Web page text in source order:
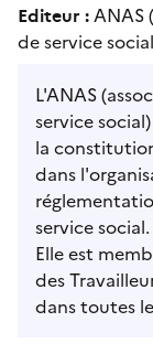
Editeur :ANAS
de service
L'ANAS
service
la
dans
service social.
Elle est
des
dans toutes